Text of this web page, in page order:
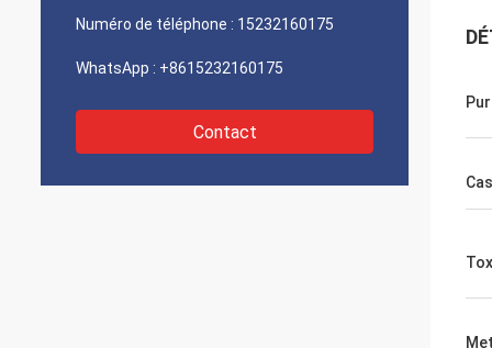
Numéro de téléphone : 15232160175
WhatsApp : +8615232160175
Contact